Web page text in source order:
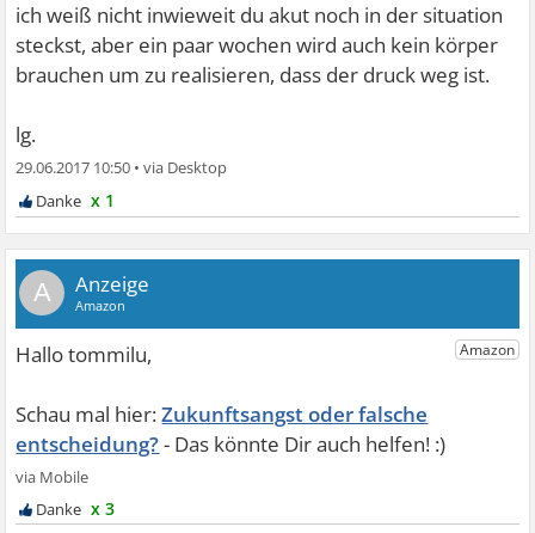
ich weiß nicht inwieweit du akut noch in der situation
steckst, aber ein paar wochen wird auch kein körper
brauchen um zu realisieren, dass der druck weg ist.
lg.
29.06.2017 10:50 •
x 1
A
Zukunftsangst oder falsche
entscheidung?
x 3